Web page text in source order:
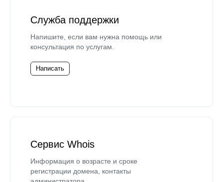
Служба поддержки
Напишите, если вам нужна помощь или
консультация по услугам.
Написать
Сервис Whois
Информация о возрасте и сроке
регистрации домена, контакты